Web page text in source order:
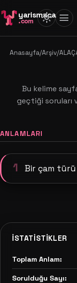
yarismaca
.com light_mode menu
Anasayfa/Arşiv/
Bu kelime
geçtiği
ANLAMLARI
1 Bir çam türü
İSTATISTIKLER
Toplam Anlam:
Sorulduğu Sayı: